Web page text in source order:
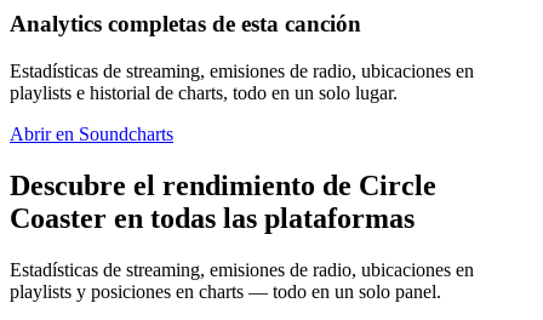
Analytics completas de esta canción
Estadísticas de streaming, emisiones de radio, ubicaciones en
playlists e historial de charts, todo en un solo lugar.
Abrir en Soundcharts
Descubre el rendimiento de Circle
Coaster en todas las plataformas
Estadísticas de streaming, emisiones de radio, ubicaciones en
playlists y posiciones en charts — todo en un solo panel.